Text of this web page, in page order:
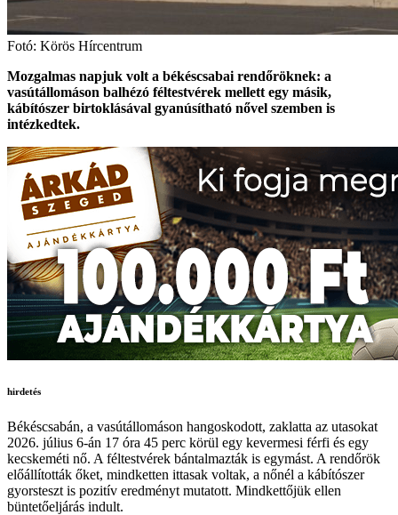
Fotó: Körös Hírcentrum
Mozgalmas napjuk volt a békéscsabai rendőröknek: a
vasútállomáson balhézó féltestvérek mellett egy másik,
kábítószer birtoklásával gyanúsítható nővel szemben is
intézkedtek.
hirdetés
Békéscsabán, a vasútállomáson hangoskodott, zaklatta az utasokat
2026. július 6-án 17 óra 45 perc körül egy kevermesi férfi és egy
kecskeméti nő. A féltestvérek bántalmazták is egymást. A rendőrök
előállították őket, mindketten ittasak voltak, a nőnél a kábítószer
gyorsteszt is pozitív eredményt mutatott. Mindkettőjük ellen
büntetőeljárás indult.